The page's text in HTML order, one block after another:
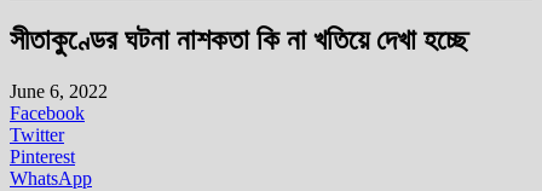
সীতাকুণ্ডের ঘটনা নাশকতা কি না খতিয়ে দেখা হচ্ছে
June 6, 2022
Facebook
Twitter
Pinterest
WhatsApp